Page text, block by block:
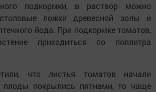
подкормки, в раствор можно
ложки древесной золы и
йода. При подкормке томатов,
приходиться по поллитра
что листья томатов начали
плоды покрылись пятнами, то чаще